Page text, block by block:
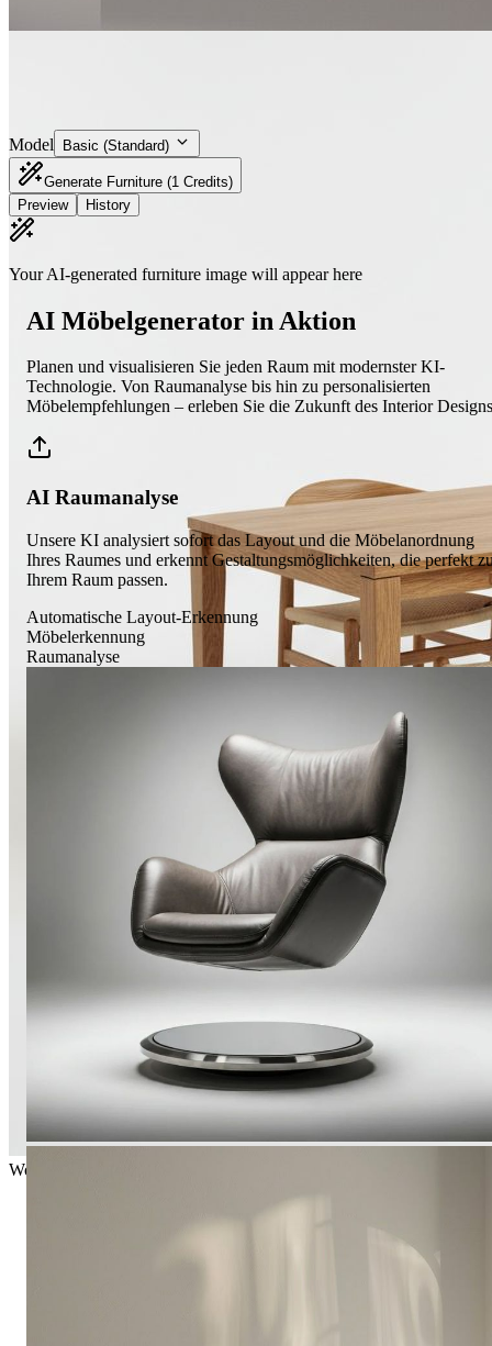
Italian Sofa
Wooden Table
Model Basic (Standard)
Generate Furniture (1 Credits)
Preview
History
Your AI-generated furniture image will appear here
AI Möbelgenerator in Aktion
Planen und visualisieren Sie jeden Raum mit modernster KI-
Technologie. Von Raumanalyse bis hin zu personalisierten
Möbelempfehlungen – erleben Sie die Zukunft des Interior
AI Raumanalyse
Unsere KI analysiert sofort das Layout und die Möbelanordnung
Ihres Raumes und erkennt Gestaltungsmöglichkeiten, die perfekt
Ihrem Raum passen.
Automatische Layout-Erkennung
Möbelerkennung
Raumanalyse